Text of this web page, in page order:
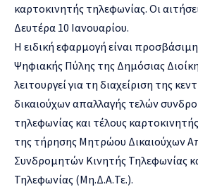
καρτοκινητής τηλεφωνίας. Οι
Δευτέρα 10 Ιανουαρίου.
Η ειδική εφαρμογή είναι
Ψηφιακής Πύλης της Δημόσιας
λειτουργεί για τη διαχείριση της
δικαιούχων απαλλαγής τελών
τηλεφωνίας και τέλους
της τήρησης Μητρώου Δικαιούχων
Συνδρομητών Κινητής Τηλεφωνίας
Τηλεφωνίας (Μη.Δ.Α.Τε.).